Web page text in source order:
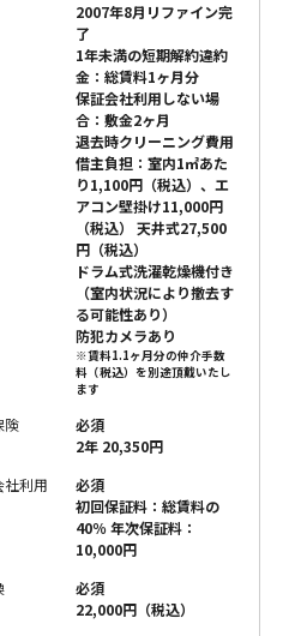
2007年8月リファイン完
了
1年未満の短期解約違約
金：総賃料1ヶ月分
保証会社利用しない場
合：敷金2ヶ月
退去時クリーニング費用
借主負担：室内1㎡あた
り1,100円（税込）、エ
アコン壁掛け11,000円
（税込） 天井式27,500
円（税込）
ドラム式洗濯乾燥機付き
（室内状況により撤去す
る可能性あり）
防犯カメラあり
※賃料1.1ヶ月分の仲介手数
料（税込）を別途頂戴いたし
ます
険
必須
2年 20,350円
社利用
必須
初回保証料：総賃料の
40％ 年次保証料：
10,000円
必須
22,000円（税込）